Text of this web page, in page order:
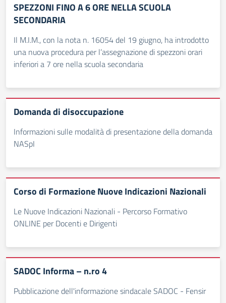
SPEZZONI FINO A 6 ORE NELLA SCUOLA
SECONDARIA
Il M.I.M., con la nota n. 16054 del 19 giugno, ha introdotto
una nuova procedura per l’assegnazione di spezzoni orari
inferiori a 7 ore nella scuola secondaria
Domanda di disoccupazione
Informazioni sulle modalità di presentazione della domanda
NASpI
Corso di Formazione Nuove Indicazioni Nazionali
Le Nuove Indicazioni Nazionali - Percorso Formativo
ONLINE per Docenti e Dirigenti
SADOC Informa – n.ro 4
Pubblicazione dell'informazione sindacale SADOC - Fensir